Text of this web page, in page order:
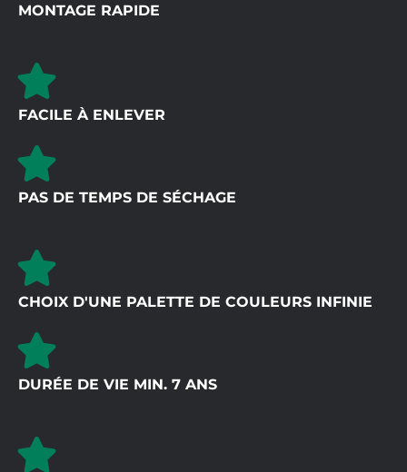
MONTAGE RAPIDE
FACILE À ENLEVER
PAS DE TEMPS DE SÉCHAGE
CHOIX D'UNE PALETTE DE COULEURS INFINIE
DURÉE DE VIE MIN. 7 ANS